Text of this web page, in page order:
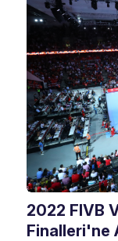
2022 FIVB
Finalleri'ne